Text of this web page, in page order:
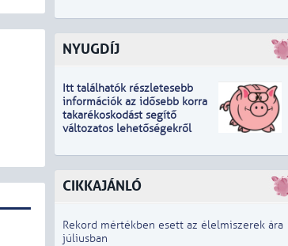
NYUGDÍJ
Itt találhatók részletesebb
információkaz idősebb korra
takarékoskodást segítő
változatos lehetőségekről
CIKKAJÁNLÓ
Rekord mértékben esett az élelmiszerek ára
júliusban